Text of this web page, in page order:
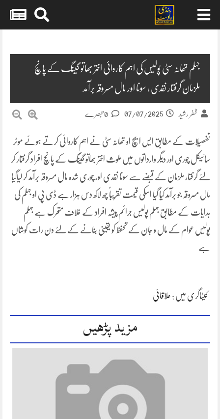
جہلم تھانہ سٹی پولیس کی اہم کاروائی اختر بھاتو گینگ کے پانچ
ملزمان گرفتار نقدی ، سونا اور مال مسروقہ برآمد
ظفر رشید 07/07/2025
تفصیلات کے مطابق ایس ایچ او تھانہ سٹی نے اہم کاروائی کرتے ہوئے موٹر
سائیکل چوری اور دیگر وارداتوں میں ملوث اختر بھاتو گینگ کے پانچ افراد گرفتار کر
لئے گرفتار ملزمان کے قبضے سے سونا نقدی اور چوری شدہ مال مسروقہ برآمد کر لیاگیا
مال مسروقہ جو برآمد کیا گیا اسکی قیمت تقریباً چھ لاکھ دس ہزار ہے ڈی پی او جہلم کی
ہدایات کے مطابق جہلم پولیس جرائم پیشہ افراد کے خلاف متحرک ہے جہلم
پولیس عوام کے مال و جان کے تحفظ کو یقینی بنانے کے لئے دن رات کوشاں
ہے
کیٹاگری میں : علاقائی
مزید پڑھیں